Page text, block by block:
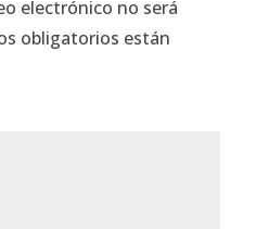
electrónico no será
obligatorios están